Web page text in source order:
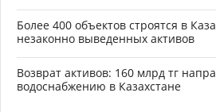
Более 400 объектов строятся в
незаконно выведенных активов
Возврат активов: 160 млрд тг
водоснабжению в Казахстане